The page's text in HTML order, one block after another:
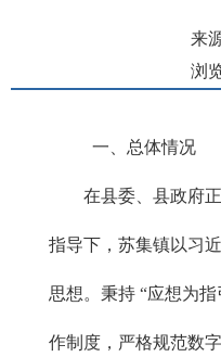
来
浏
一、总体情况
在县委、县政府
指导下，苏集镇以习
思想。秉持 “应想为
作制度，严格规范数